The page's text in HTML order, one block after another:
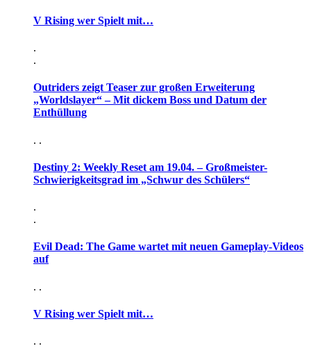
V Rising wer Spielt mit…
.
.
Outriders zeigt Teaser zur großen Erweiterung
„Worldslayer“ – Mit dickem Boss und Datum der
Enthüllung
. .
Destiny 2: Weekly Reset am 19.04. – Großmeister-
Schwierigkeitsgrad im „Schwur des Schülers“
.
.
Evil Dead: The Game wartet mit neuen Gameplay-Videos
auf
. .
V Rising wer Spielt mit…
. .